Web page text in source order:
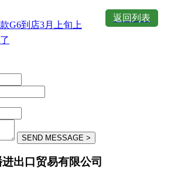
G6到店3月上旬上
返回列表
出口贸易有限公司